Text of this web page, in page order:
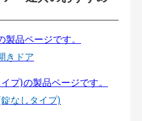
きドア
なしタイプ)